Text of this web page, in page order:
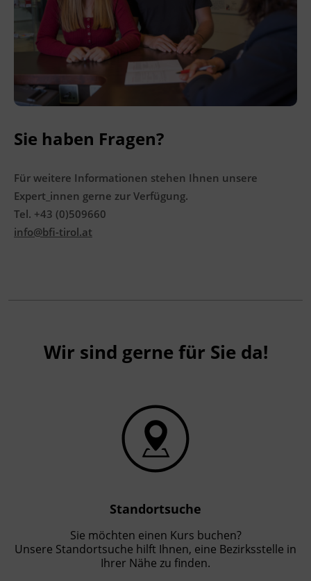
Sie haben Fragen?
Für weitere Informationen stehen Ihnen unsere
Expert_innen gerne zur Verfügung.
Tel. +43 (0)509660
info@bfi-tirol.at
Wir sind gerne für Sie da!
Standortsuche
Sie möchten einen Kurs buchen?
Unsere Standortsuche hilft Ihnen, eine Bezirksstelle in
Ihrer Nähe zu finden.